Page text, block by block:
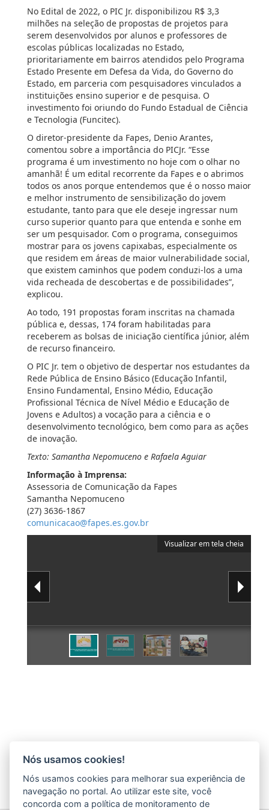
No Edital de 2022, o PIC Jr. disponibilizou R$ 3,3
milhões na seleção de propostas de projetos para
serem desenvolvidos por alunos e professores de
escolas públicas localizadas no Estado,
prioritariamente em bairros atendidos pelo Programa
Estado Presente em Defesa da Vida, do Governo do
Estado, em parceria com pesquisadores vinculados a
instituições ensino superior e de pesquisa. O
investimento foi oriundo do Fundo Estadual de Ciência
e Tecnologia (Funcitec).
O diretor-presidente da Fapes, Denio Arantes,
comentou sobre a importância do PICJr. “Esse
programa é um investimento no hoje com o olhar no
amanhã! É um edital recorrente da Fapes e o abrimos
todos os anos porque entendemos que é o nosso maior
e melhor instrumento de sensibilização do jovem
estudante, tanto para que ele deseje ingressar num
curso superior quanto para que entenda e sonhe em
ser um pesquisador. Com o programa, conseguimos
mostrar para os jovens capixabas, especialmente os
que residem em áreas de maior vulnerabilidade social,
que existem caminhos que podem conduzi-los a uma
vida recheada de descobertas e de possibilidades”,
explicou.
Ao todo, 191 propostas foram inscritas na chamada
pública e, dessas, 174 foram habilitadas para
receberem as bolsas de iniciação científica júnior, além
de recurso financeiro.
O PIC Jr. tem o objetivo de despertar nos estudantes da
Rede Pública de Ensino Básico (Educação Infantil,
Ensino Fundamental, Ensino Médio, Educação
Profissional Técnica de Nível Médio e Educação de
Jovens e Adultos) a vocação para a ciência e o
desenvolvimento tecnológico, bem como para as ações
de inovação.
Texto: Samantha Nepomuceno e Rafaela Aguiar
Informação à Imprensa:
Assessoria de Comunicação da Fapes
Samantha Nepomuceno
(27) 3636-1867
comunicacao@fapes.es.gov.br
Visualizar em tela cheia
Nós usamos cookies!
Nós usamos cookies para melhorar sua experiência de
navegação no portal. Ao utilizar este site, você
concorda com a política de monitoramento de